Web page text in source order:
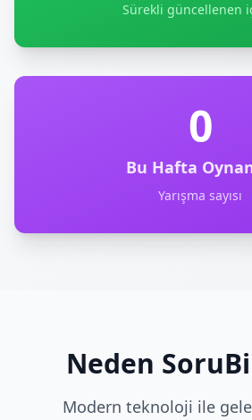
Sürekli güncellenen
0
Bu Hafta
Yarışma sayısı
Neden
Modern teknoloji ile